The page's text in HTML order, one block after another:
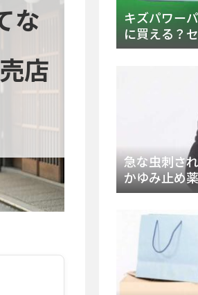
な
店
キズパワー
に買える？
ソン徹底調
急な虫刺さ
かゆみ止め
ン・ファミ